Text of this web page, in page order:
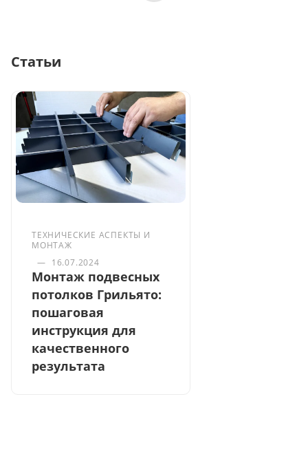
Статьи
ТЕХНИЧЕСКИЕ АСПЕКТЫ И
МОНТАЖ
— 16.07.2024
Монтаж подвесных
потолков Грильято:
пошаговая
инструкция для
качественного
результата